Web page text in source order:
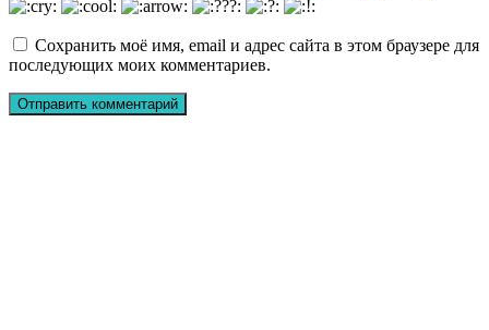
Сохранить моё имя, email и адрес сайта в этом браузере для
последующих моих комментариев.